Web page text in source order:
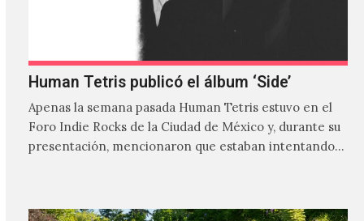
Human Tetris publicó el álbum ‘Side’
Apenas la semana pasada Human Tetris estuvo en el
Foro Indie Rocks de la Ciudad de México y, durante su
presentación, mencionaron que estaban intentando…